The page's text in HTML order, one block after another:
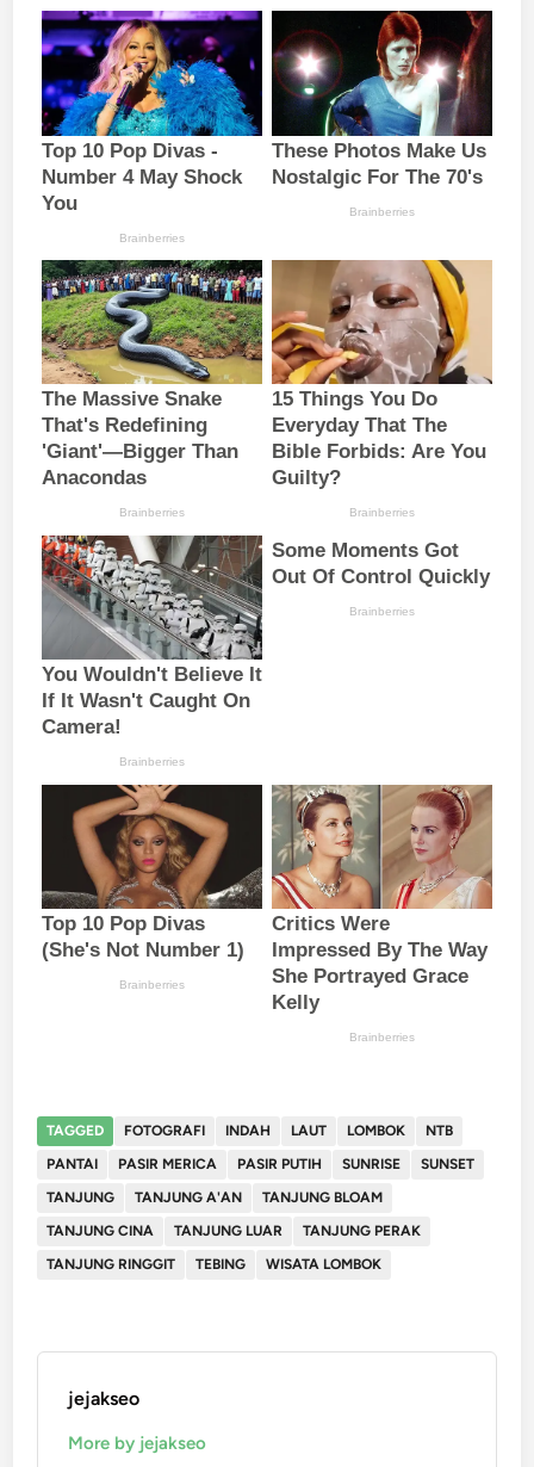
TAGGED FOTOGRAFI INDAH LAUT LOMBOK
NTB
PANTAI
PASIR MERICA PASIR PUTIH SUNRISE
SUNSET
TANJUNG
TANJUNG A'AN
TANJUNG BLOAM
TANJUNG CINA
TANJUNG LUAR
TANJUNG PERAK
TANJUNG RINGGIT
TEBING WISATA LOMBOK
jejakseo
More by jejakseo